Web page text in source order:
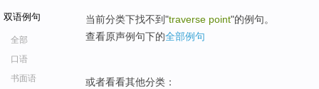
双语例句
全部
口语
书面语
当前分类下找不到"traverse point"的例句。
查看原声例句下的全部例句
或者看看其他分类：